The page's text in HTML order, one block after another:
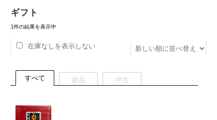
ルノルマンカード
トランプ
セット
希少品
ギフト
1件の結果を表示中
在庫なしを表示しない
すべて 新品 中古